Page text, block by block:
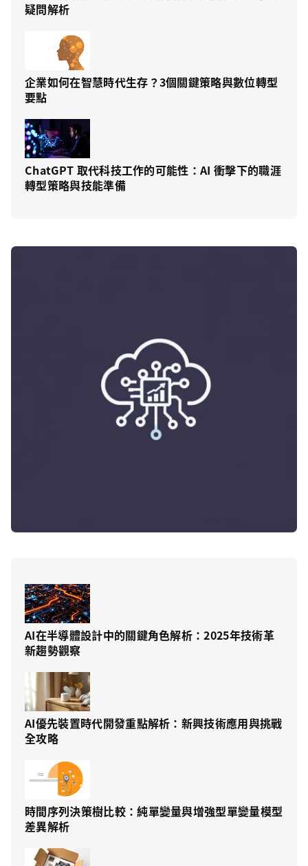
疑問解析
企業如何在智慧時代生存？3個關鍵策略與數位轉型
要點
ChatGPT 取代科技工作的可能性：AI 衝擊下的職涯
轉型策略與技能準備
AI在半導體設計中的關鍵角色解析：2025年技術革
新趨勢觀察
AI優先裝置時代開發重點解析：新興技術應用與挑戰
全攻略
時間序列決策樹比較：純單變量與增強型單變量模型
差異解析